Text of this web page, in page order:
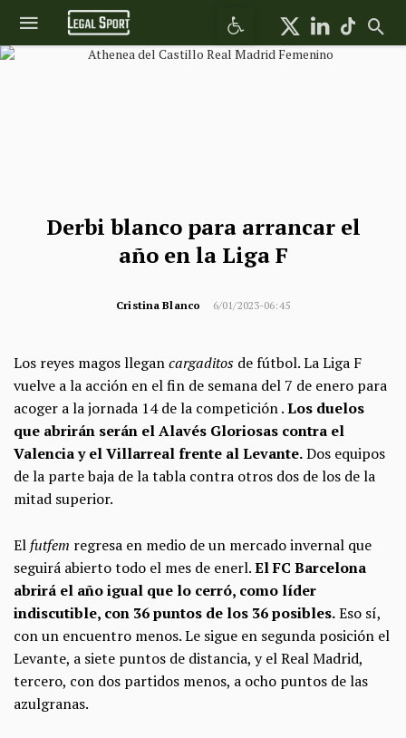
Abrir barra de herramientas
Derbi blanco para arrancar el
año en la Liga F
Cristina Blanco 6/01/2023-06:45
Los reyes magos llegancargaditos de fútbol. La Liga F
vuelve a la acción en el fin de semana del 7 de enero para
acoger a la jornada 14 de la competición .Los duelos
que abrirán serán el Alavés Gloriosas contra el
Valencia y el Villarreal frente al Levante.Dos equipos
de la parte baja de la tabla contra otros dos de los de la
mitad superior.
El futfem regresa en medio de un mercado invernal que
seguirá abierto todo el mes de enerl.El FC Barcelona
abrirá el año igual que lo cerró, como líder
indiscutible, con 36 puntos de los 36 posibles.Eso sí,
con un encuentro menos. Le sigue en segunda posición el
Levante, a siete puntos de distancia, y el Real Madrid,
tercero, con dos partidos menos, a ocho puntos de las
azulgranas.